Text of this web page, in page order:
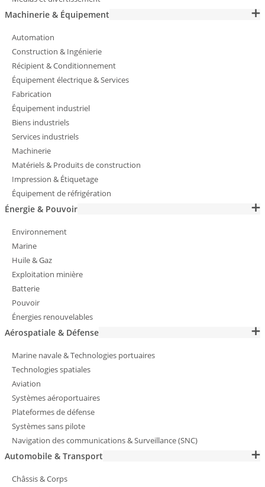
Machinerie & Équipement
Automation
Construction & Ingénierie
Récipient & Conditionnement
Équipement électrique & Services
Fabrication
Équipement industriel
Biens industriels
Services industriels
Machinerie
Matériels & Produits de construction
Impression & Étiquetage
Équipement de réfrigération
Énergie & Pouvoir
Environnement
Marine
Huile & Gaz
Exploitation minière
Batterie
Pouvoir
Énergies renouvelables
Aérospatiale & Défense
Marine navale & Technologies portuaires
Technologies spatiales
Aviation
Systèmes aéroportuaires
Plateformes de défense
Systèmes sans pilote
Navigation des communications & Surveillance (SNC)
Automobile & Transport
Châssis & Corps